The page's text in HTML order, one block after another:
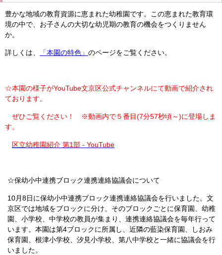
豊かな地域の教育資源に恵まれた幼稚園です。この恵まれた教育環
境の中で、お子さんの大切な幼児期の教育の機会をつくりません
か。
詳しくは、 「本園の特色」 のページをご覧ください。
☆本園の様子がYouTube文京区公式チャンネルにて動画で紹介され
ております。
ぜひご覧ください！ ※動画内で５番目(7分57秒頃～)に登場しま
す。
区立幼稚園紹介 第1部 - YouTube
☆保幼小中連携ブロック連携連絡協議会について
10月8日に保幼小中連携ブロック連携連絡協議会を行いました。文
京区では地域をブロックに分け、そのブロックごとに保育園、幼稚
園、小学校、中学校の教員が集まり、連携連絡協議会を毎年行って
います。本園は第4ブロックに所属し、近隣の藍染保育園、しおみ
保育園、根津小学校、汐見小学校、第八中学校と一緒に協議会を行
いました。